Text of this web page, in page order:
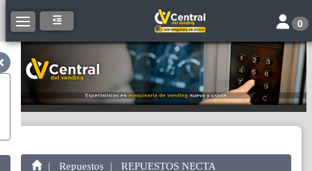
Toggle navigation Toggle
0
Repuestos
REPUESTOS NECTA